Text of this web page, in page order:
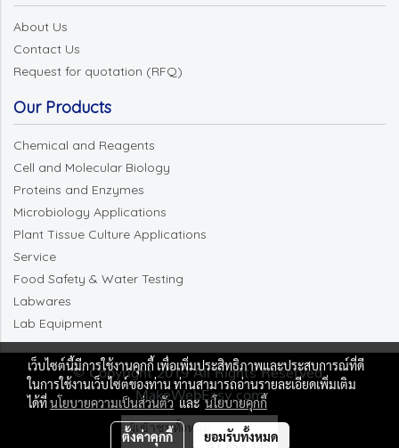
About Us
Contact Us
Request for quotation (RFQ)
Our Products
Chemical and Reagents
Cell and Molecular Biology
Proteins and Enzymes
Microbiology Applications
Plant Tissue Culture Applications
Service
Food Safety & Water Testing
Labwares
Lab Equipment
© Copyright 2019 All Rights Reserved.
MakeWebEasy.com
ผู้เข้าชมวันนี้ 17,386
เว็บไซต์นี้มีการใช้งานคุกกี้ เพื่อเพิ่มประสิทธิภาพและประสบการณ์ที่ดี
ในการใช้งานเว็บไซต์ของท่าน ท่านสามารถอ่านรายละเอียดเพิ่มเติม
ได้ที่นโยบายความเป็นส่วนตัวและนโยบายคุกกี้
ตั้งค่าคุกกี้ ยอมรับทั้งหมด